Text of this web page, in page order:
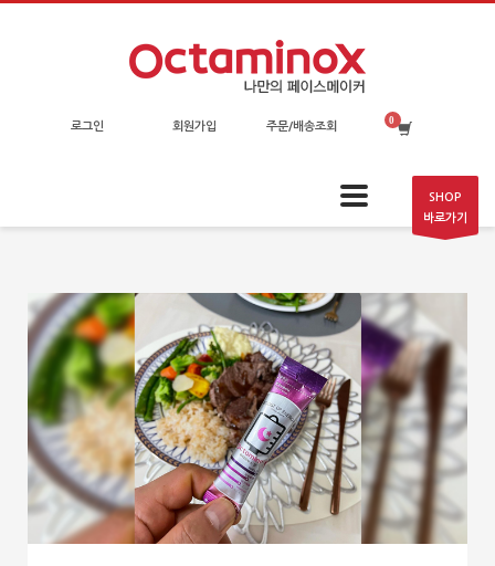
로그인 회원가입 주문/배송조회
SHOP
바로가기